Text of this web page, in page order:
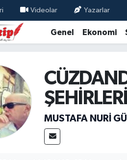
Videolar Yazarlar
Genel Ekonomi
MUSTAFA NURI